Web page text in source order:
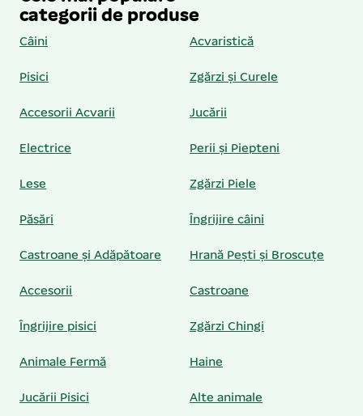
categorii de produse
Câini Acvaristică
Pisici Zgărzi și Curele
Accesorii Acvarii Jucării
Electrice Perii și Piepteni
Lese Zgărzi Piele
Păsări Îngrijire câini
Castroane și Adăpătoare Hrană Pești și Broscuțe
Accesorii Castroane
Îngrijire pisici Zgărzi Chingi
Animale Fermă Haine
Jucării Pisici Alte animale